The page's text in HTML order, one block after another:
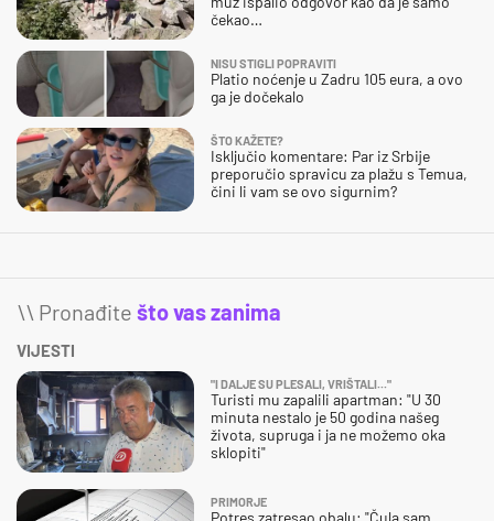
čekao…
NISU STIGLI POPRAVITI
Platio noćenje u Zadru 105 eura, a ovo
ga je dočekalo
ŠTO KAŽETE?
Isključio komentare: Par iz Srbije
preporučio spravicu za plažu s Temua,
čini li vam se ovo sigurnim?
\\ Pronađite što vas zanima
VIJESTI
"I DALJE SU PLESALI, VRIŠTALI..."
Turisti mu zapalili apartman: "U 30
minuta nestalo je 50 godina našeg
života, supruga i ja ne možemo oka
sklopiti"
PRIMORJE